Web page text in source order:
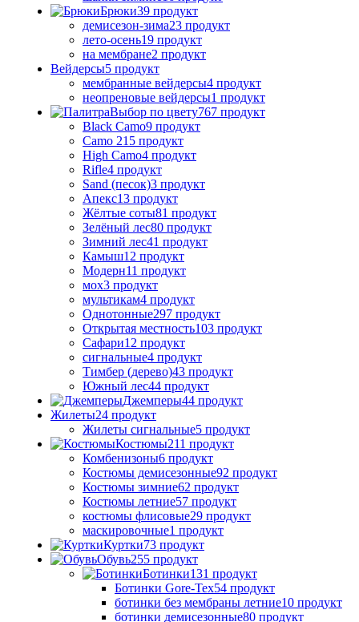
Брюки39 продукт
демисезон-зима23 продукт
лето-осень19 продукт
на мембране2 продукт
Вейдерсы5 продукт
мембранные вейдерсы4 продукт
неопреновые вейдерсы1 продукт
Выбор по цвету767 продукт
Black Camo9 продукт
Camo 21 5 продукт
High Camo4 продукт
Rifle4 продукт
Sand (песок)3 продукт
Апекс13 продукт
Жёлтые соты81 продукт
Зелёный лес80 продукт
Зимний лес41 продукт
Камыш12 продукт
Модерн11 продукт
мох3 продукт
мультикам4 продукт
Однотонные297 продукт
Открытая местность103 продукт
Сафари12 продукт
сигнальные4 продукт
Тимбер (дерево)43 продукт
Южный лес44 продукт
Джемперы44 продукт
Жилеты24 продукт
Жилеты сигнальные5 продукт
Костюмы211 продукт
Комбенизоны6 продукт
Костюмы демисезонные92 продукт
Костюмы зимние62 продукт
Костюмы летние57 продукт
костюмы флисовые29 продукт
маскировочные1 продукт
Куртки73 продукт
Обувь255 продукт
Ботинки131 продукт
Ботинки Gore-Tex54 продукт
ботинки без мембраны летние10 продукт
ботинки демисезонные80 продукт